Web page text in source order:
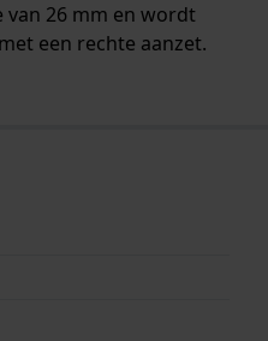
26 mm en wordt
een rechte aanzet.